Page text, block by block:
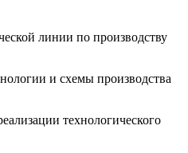
линии по производству
и схемы производства
технологического